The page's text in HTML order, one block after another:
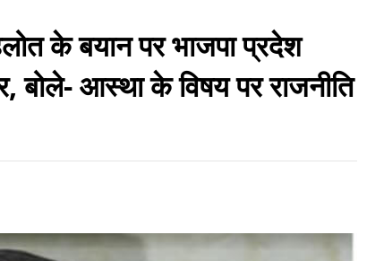
के बयान पर भाजपा प्रदेश
बोले- आस्था के विषय पर राजनीति